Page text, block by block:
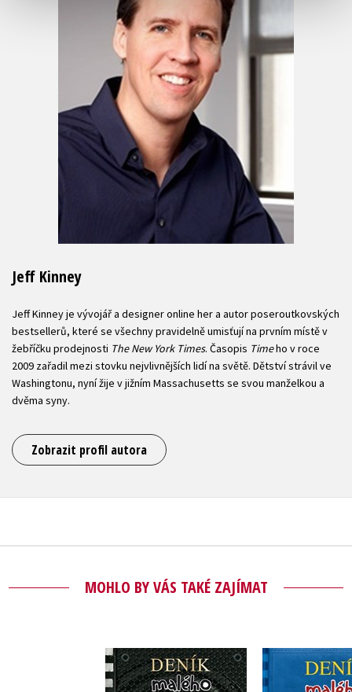
Jeff Kinney
Jeff Kinney je vývojář a designer online her a autor poseroutkovských
bestsellerů, které se všechny pravidelně umisťují na prvním místě v
žebříčku prodejnosti The New York Times. Časopis Timeho v roce
2009 zařadil mezi stovku nejvlivnějších lidí na světě. Dětství strávil ve
Washingtonu, nyní žije v jižním Massachusetts se svou manželkou a
dvěma syny.
Zobrazit profil autora
MOHLO BY VÁS TAKÉ ZAJÍMAT
Deník malého
poseroutky 17 -
Deník